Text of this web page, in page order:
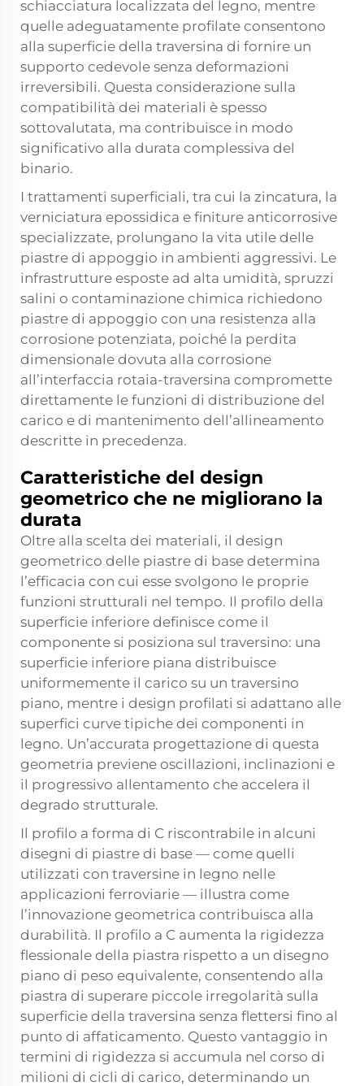
schiacciatura localizzata del legno, mentre
quelle adeguatamente profilate consentono
alla superficie della traversina di fornire un
supporto cedevole senza deformazioni
irreversibili. Questa considerazione sulla
compatibilità dei materiali è spesso
sottovalutata, ma contribuisce in modo
significativo alla durata complessiva del
binario.
I trattamenti superficiali, tra cui la zincatura, la
verniciatura epossidica e finiture anticorrosive
specializzate, prolungano la vita utile delle
piastre di appoggio in ambienti aggressivi. Le
infrastrutture esposte ad alta umidità, spruzzi
salini o contaminazione chimica richiedono
piastre di appoggio con una resistenza alla
corrosione potenziata, poiché la perdita
dimensionale dovuta alla corrosione
all’interfaccia rotaia-traversina compromette
direttamente le funzioni di distribuzione del
carico e di mantenimento dell’allineamento
descritte in precedenza.
Caratteristiche del design
geometrico che ne migliorano la
durata
Oltre alla scelta dei materiali, il design
geometrico delle piastre di base determina
l’efficacia con cui esse svolgono le proprie
funzioni strutturali nel tempo. Il profilo della
superficie inferiore definisce come il
componente si posiziona sul traversino: una
superficie inferiore piana distribuisce
uniformemente il carico su un traversino
piano, mentre i design profilati si adattano alle
superfici curve tipiche dei componenti in
legno. Un’accurata progettazione di questa
geometria previene oscillazioni, inclinazioni e
il progressivo allentamento che accelera il
degrado strutturale.
Il profilo a forma di C riscontrabile in alcuni
disegni di piastre di base — come quelli
utilizzati con traversine in legno nelle
applicazioni ferroviarie — illustra come
l’innovazione geometrica contribuisca alla
durabilità. Il profilo a C aumenta la rigidezza
flessionale della piastra rispetto a un disegno
piano di peso equivalente, consentendo alla
piastra di superare piccole irregolarità sulla
superficie della traversina senza flettersi fino al
punto di affaticamento. Questo vantaggio in
termini di rigidezza si accumula nel corso di
milioni di cicli di carico, determinando un